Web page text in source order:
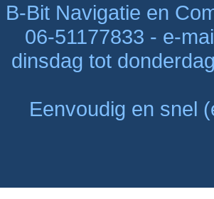
B-Bit Navigatie en
06-51177833 - e-
dinsdag tot
Eenvoudig en snel